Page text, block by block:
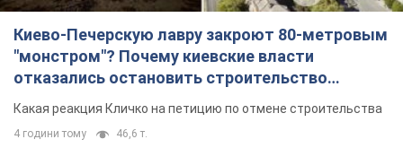
Киево-Печерскую лавру закроют 80-метровым
"монстром"? Почему киевские власти
отказались остановить строительство
небоскреба "московского верующего"
Какая реакция Кличко на петицию по отмене строительства
4 години тому 46,6 т.